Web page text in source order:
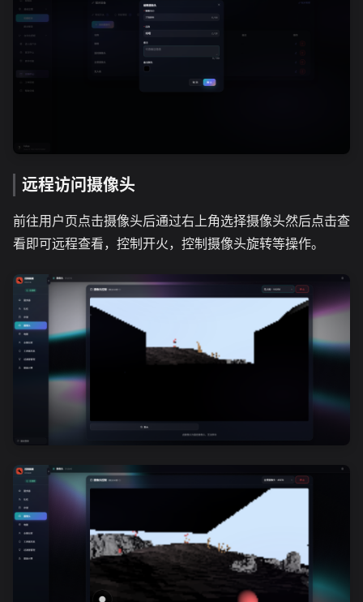
远程访问摄像头
前往用户页点击摄像头后通过右上角选择摄像头然后点击查
看即可远程查看，控制开火，控制摄像头旋转等操作。